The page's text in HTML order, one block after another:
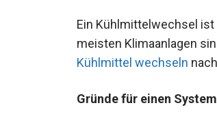
Ein Kühlmittelwechsel
meisten Klimaanlagen
Kühlmittel wechseln
Gründe für einen